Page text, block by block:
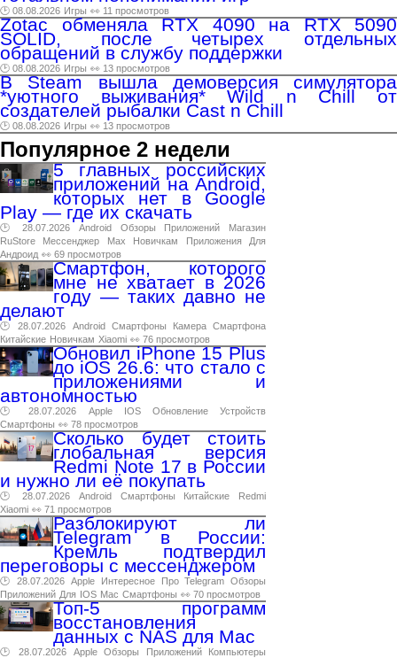
🕑 08.08.2026 Игры 👀 11 просмотров
Zotac обменяла RTX 4090 на RTX 5090
SOLID, после четырех отдельных
обращений в службу поддержки
🕑 08.08.2026 Игры 👀 13 просмотров
В Steam вышла демоверсия симулятора
*уютного выживания* Wild n Chill от
создателей рыбалки Cast n Chill
🕑 08.08.2026 Игры 👀 13 просмотров
Популярное 2 недели
5 главных российских
приложений на Android,
которых нет в Google
Play — где их скачать
🕑 28.07.2026 Android Обзоры Приложений
Магазин
RuStore
Мессенджер Max Новичкам Приложения
Для
Андроид 👀 69 просмотров
Смартфон, которого
мне не хватает в 2026
году — таких давно не
делают
🕑 28.07.2026 Android Смартфоны Камера Смартфона
Китайские Новичкам Xiaomi 👀 76 просмотров
Обновил iPhone 15 Plus
до iOS 26.6: что стало с
приложениями и
автономностью
🕑 28.07.2026 Apple IOS Обновление
Устройств
Смартфоны 👀 78 просмотров
Сколько будет стоить
глобальная версия
Redmi Note 17 в России
и нужно ли её покупать
🕑 28.07.2026 Android Смартфоны Китайские
Redmi
Xiaomi 👀 71 просмотров
Разблокируют ли
Telegram в России:
Кремль подтвердил
переговоры с мессенджером
🕑 28.07.2026 Apple Интересное Про Telegram Обзоры
Приложений Для IOS Mac Смартфоны 👀 70 просмотров
Топ-5 программ
восстановления
данных с NAS для Mac
🕑 28.07.2026 Apple Обзоры Приложений
Компьютеры